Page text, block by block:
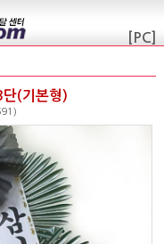
[PC]
단(기본형)